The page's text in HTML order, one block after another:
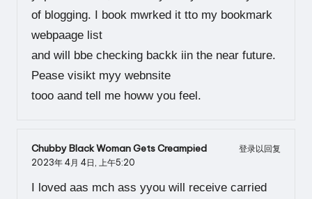
of blogging. I book mwrked it tto my bookmark
webpaage list
and will bbe checking backk iin the near future.
Pease visikt myy webnsite
tooo aand tell me howw you feel.
Chubby Black Woman Gets Creampied
登录以回复
2023年 4月 4日, 上午5:20
I loved aas mch ass yyou will receive carried